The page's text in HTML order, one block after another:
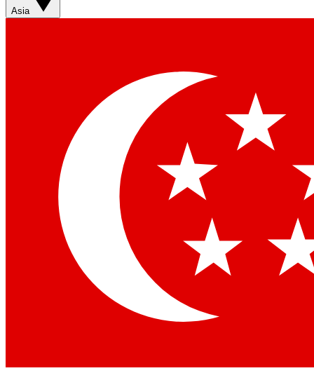
Asia